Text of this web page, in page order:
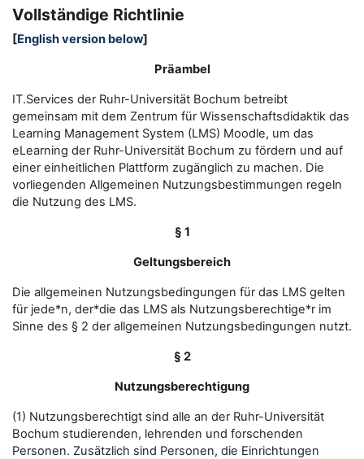
Vollständige Richtlinie
[English version below]
Präambel
IT.Services der Ruhr-Universität Bochum betreibt
gemeinsam mit dem Zentrum für Wissenschaftsdidaktik das
Learning Management System (LMS) Moodle, um das
eLearning der Ruhr-Universität Bochum zu fördern und auf
einer einheitlichen Plattform zugänglich zu machen. Die
vorliegenden Allgemeinen Nutzungsbestimmungen regeln
die Nutzung des LMS.
§ 1
Geltungsbereich
Die allgemeinen Nutzungsbedingungen für das LMS gelten
für jede*n, der*die das LMS als Nutzungsberechtige*r im
Sinne des § 2 der allgemeinen Nutzungsbedingungen nutzt.
§ 2
Nutzungsberechtigung
(1) Nutzungsberechtigt sind alle an der Ruhr-Universität
Bochum studierenden, lehrenden und forschenden
Personen. Zusätzlich sind Personen, die Einrichtungen